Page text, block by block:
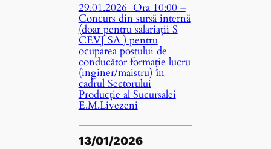
29.01.2026 Ora 10:00 –
Concurs din sursă internă
(doar pentru salariații S
CEVJ SA ) pentru
ocuparea postului de
conducător formație lucru
(inginer/maistru) în
cadrul Sectorului
Producție al Sucursalei
E.M.Livezeni
13/01/2026